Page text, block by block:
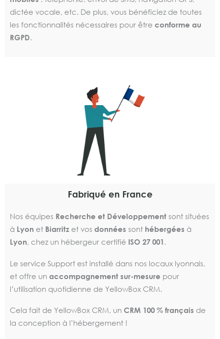
dictée vocale, etc. De plus, vous bénéficiez de toutes
les fonctionnalités nécessaires pour être conforme au
RGPD
Fabriqué en France
Nos équipes Recherche et Développement sont situées
à Lyon et Biarritz et vos données sont hébergées à
Lyon, chez un hébergeur certifié ISO 27 001.
Le service Support est installé dans nos locaux lyonnais,
et offre un accompagnement sur-mesure pour
l’utilisation quotidienne de YellowBox CRM.
Cela fait de YellowBox CRM, un CRM 100 % français de
la conception à l’hébergement !